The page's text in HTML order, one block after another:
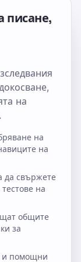
писане,
на
на
на
да свържете
на
общите
за
и помощни